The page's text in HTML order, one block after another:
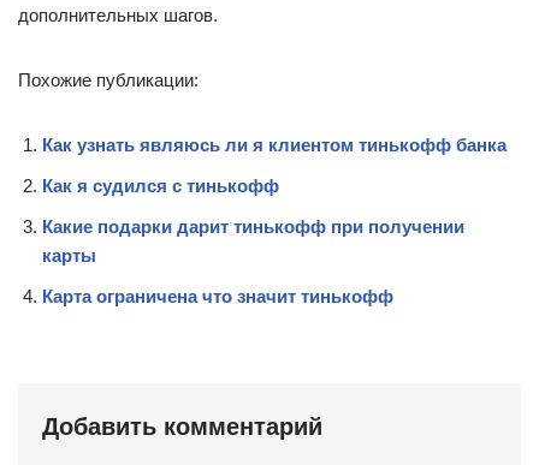
дополнительных шагов.
Похожие публикации:
Как узнать являюсь ли я клиентом тинькофф банка
Как я судился с тинькофф
Какие подарки дарит тинькофф при получении
карты
Карта ограничена что значит тинькофф
Добавить комментарий